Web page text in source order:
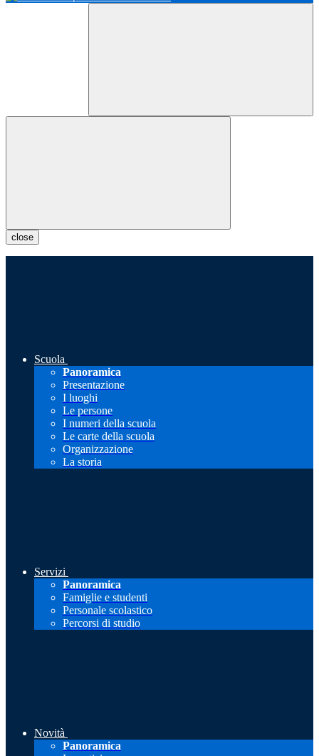
close
Scuola
Panoramica
Presentazione
I luoghi
Le persone
I numeri della scuola
Le carte della scuola
Organizzazione
La storia
Servizi
Panoramica
Famiglie e studenti
Personale scolastico
Percorsi di studio
Novità
Panoramica